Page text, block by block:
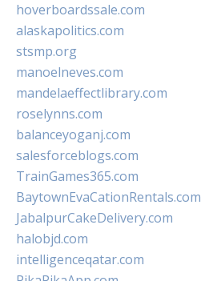
hoverboardssale.com
alaskapolitics.com
stsmp.org
manoelneves.com
mandelaeffectlibrary.com
roselynns.com
balanceyoganj.com
salesforceblogs.com
TrainGames365.com
BaytownEvaCationRentals.com
JabalpurCakeDelivery.com
halobjd.com
intelligenceqatar.com